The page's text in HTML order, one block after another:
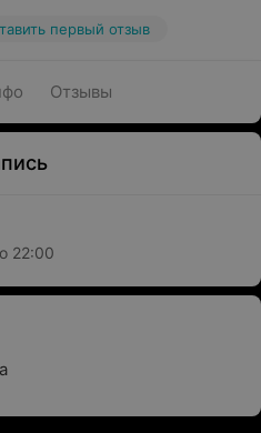
первый отзыв
Отзывы
22:00